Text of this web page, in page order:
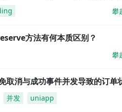
攀
方法有何本质区别？
攀
取消与成功事件并发导致的订单
并发 uniapp